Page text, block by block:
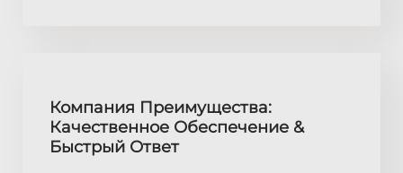
Компания Преимущества:
Качественное Обеспечение &
Быстрый Ответ